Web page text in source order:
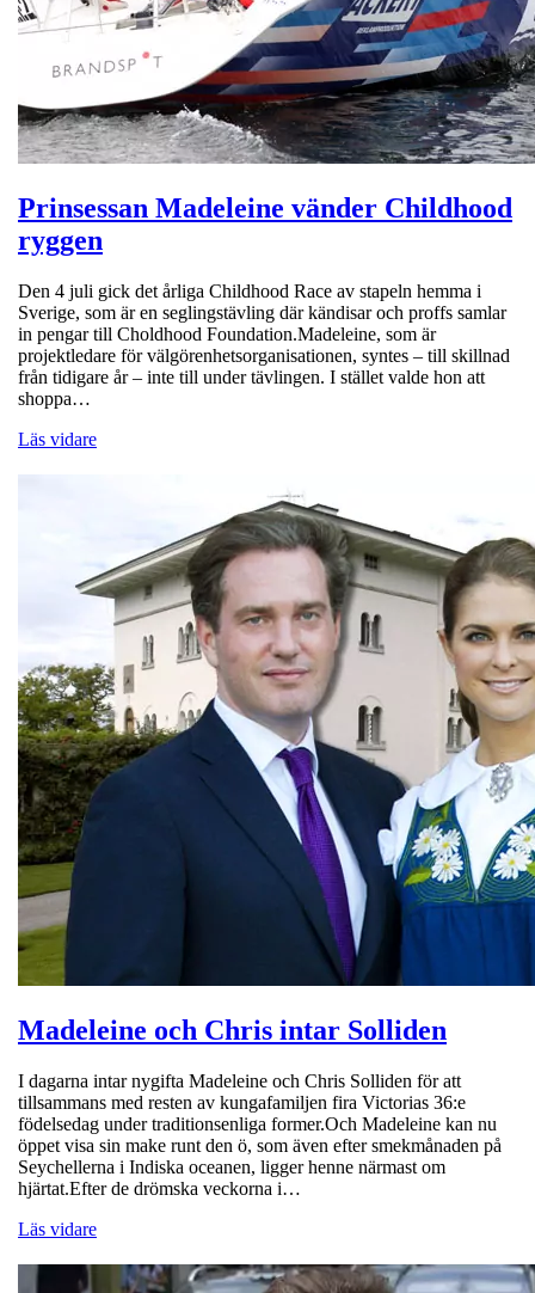
Prinsessan Madeleine vänder Childhood
ryggen
Den 4 juli gick det årliga Childhood Race av stapeln hemma i
Sverige, som är en seglingstävling där kändisar och proffs samlar
in pengar till Choldhood Foundation.Madeleine, som är
projektledare för välgörenhetsorganisationen, syntes – till skillnad
från tidigare år ­– inte till under tävlingen. I stället valde hon att
shoppa…
Läs vidare
Madeleine och Chris intar Solliden
I dagarna intar nygifta Madeleine och Chris Solliden för att
tillsammans med resten av kungafamiljen fira Victorias 36:e
födelsedag under traditionsenliga former.Och Madeleine kan nu
öppet visa sin make runt den ö, som även efter smekmånaden på
Seychellerna i Indiska oceanen, ligger henne närmast om
hjärtat.Efter de drömska veckorna i…
Läs vidare